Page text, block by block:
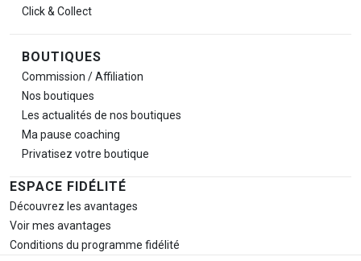
Click & Collect
BOUTIQUES
Commission / Affiliation
Nos boutiques
Les actualités de nos boutiques
Ma pause coaching
Privatisez votre boutique
ESPACE FIDÉLITÉ
Découvrez les avantages
Voir mes avantages
Conditions du programme fidélité